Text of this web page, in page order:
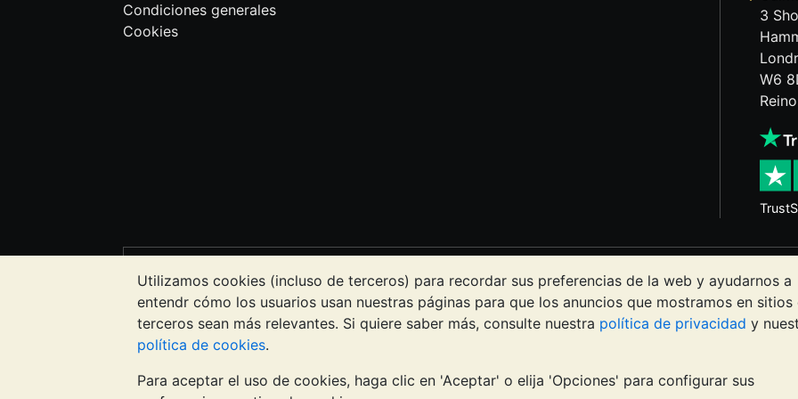
Utilizamos cookies (incluso de terceros) para recordar sus preferencias de la web y ayudarnos a
entendr cómo los usuarios usan nuestras páginas para que los anuncios que mostramos en sitios
terceros sean más relevantes. Si quiere saber más, consulte nuestra política de privacidad y
política de cookies.
Para aceptar el uso de cookies, haga clic en 'Aceptar' o elija 'Opciones' para configurar sus
Condiciones generales
Cookies
3
W6
precios. Nada de lo contenido en los sitios web de BullionVault ni en ninguna de sus
de inversión. Debería buscar asesoramiento profesional para determinar si poseer metales
Ltd © 2026